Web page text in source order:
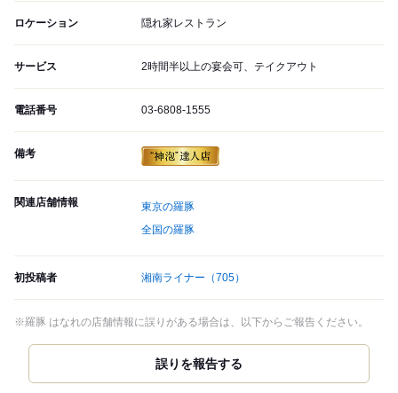
ロケーション 隠れ家レストラン
サービス 2時間半以上の宴会可、テイクアウト
電話番号 03-6808-1555
備考
関連店舗情報
東京の羅豚
全国の羅豚
初投稿者 湘南ライナー （705）
※羅豚 はなれの店舗情報に誤りがある場合は、以下からご報告ください。
誤りを報告する